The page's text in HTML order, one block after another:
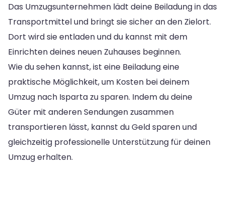
Das Umzugsunternehmen lädt deine Beiladung in das
Transportmittel und bringt sie sicher an den Zielort.
Dort wird sie entladen und du kannst mit dem
Einrichten deines neuen Zuhauses beginnen.
Wie du sehen kannst, ist eine Beiladung eine
praktische Möglichkeit, um Kosten bei deinem
Umzug nach Isparta zu sparen. Indem du deine
Güter mit anderen Sendungen zusammen
transportieren lässt, kannst du Geld sparen und
gleichzeitig professionelle Unterstützung für deinen
Umzug erhalten.